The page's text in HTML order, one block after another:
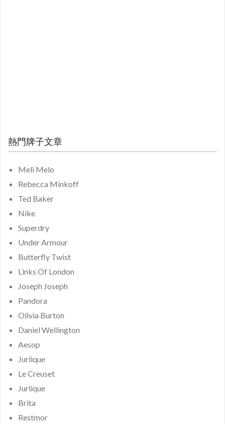
熱門牌子文章
Meli Melo
Rebecca Minkoff
Ted Baker
Nike
Superdry
Under Armour
Butterfly Twist
Links Of London
Joseph Joseph
Pandora
Olivia Burton
Daniel Wellington
Aesop
Jurlique
Le Creuset
Jurlique
Brita
Restmor